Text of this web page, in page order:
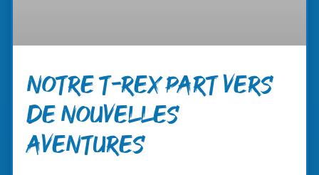
Notre T-Rex part vers
de nouvelles
aventures